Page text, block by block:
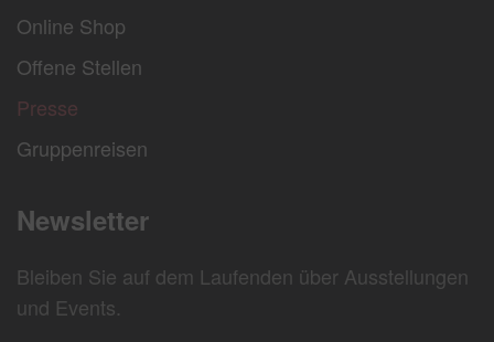
Online Shop
Offene Stellen
Presse
Gruppenreisen
Newsletter
Bleiben Sie auf dem Laufenden über Ausstellungen
und Events.